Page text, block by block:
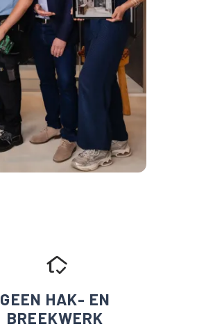
in_home_mode
GEEN HAK- EN
BREEKWERK